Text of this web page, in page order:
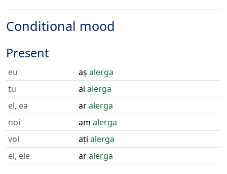
Conditional mood
Present
eu aș alerga
tu
ai alerga
el, ea
aralerga
noi
am alerga
voi
ați alerga
ei, ele
aralerga